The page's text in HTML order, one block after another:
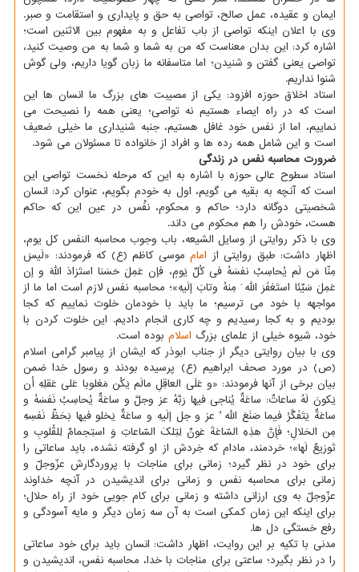
ایمان و عقیده، عمل صالح، تواصی به حق و پایداری و استقامت و صبر.
وی با اعلان اینکه تواصی از باب تفاعل و به مفهوم بین الاثنین است؛
اشاره کرد: این بدان معناست که من به شما و شما به من وصیت کنید،
تواصی یعنی گفتن و شنیدن؛ اما متاسفانه ما زبان گویا داریم، ولی گوش
شنوا نداریم.
استاد اخلاق حوزه افزود: یکی از مصیبت های بزرگ ما انسان ها این
است که در راه ایصاء هستیم نه تواصی؛ یعنی همه را نصیحت می
نماییم، اما از نفس خود غافل هستیم، جنبه شنیداری ما خیلی ضعیف
است و این شامل همه رده ها و افراد از خانواده تا مسئولان می شود.
ضرورت محاسبه نفس در زندگی
استاد سطوح عالی حوزه با اشاره به این که مرحله نخست تواصی این
است که آنچه به بقیه می گویم، اول به خودم بگویم، عنوان کرد: انسان
شخصیتی دوگانه دارد؛ حاکم و محکوم، نفْس در عین این که حاکم
هست، خودش را هم محکوم می داند.
وی با ذکر روایتی از وسایل الشیعه، باب وجوب محاسبه النفس کل یوم،
اظهار داشت: طبق روایتی از امامموسی کاظم (ع) که فرمودند: «لَیسَ
مِنّا مَن لَم یُحاسِبْ نفسَهُ فی کُلِّ یَومٍ، فإن عَمِلَ حَسَنا استَزادَ اللّهَ و إن
عَمِلَ سَیِّئا استَغفَرَ اللّه َ مِنهُ وتابَ إلَیهِ»؛ محاسبه نفس لازم است اما ما از
مواجهه با خود می ترسیم؛ ما باید با خودمان خلوت نماییم که کجا
بودیم و به کجا رسیدیم و چه کاری انجام دادیم. این خلوت کردن با
خود، شیوه خیلی از علمای بزرگ اسلام بوده است.
وی با بیان روایتی دیگر از جناب ابوذر که ایشان از پیامبر گرامی اسلام
(ص) در مورد صحف ابراهیم (ع) پرسیده بودند و رسول خدا ضمن
بیان برخی از آنها فرمودند: «و عَلَی العاقِلِ مالَم یَکُن مَغلوبا عَلی عَقلِهِ أن
یَکونَ لَهُ ساعاتٌ: ساعَةٌ یُناجی فیها رَبَّهُ عز وجلَّ و ساعَةٌ یُحاسِبُ نَفسَهُ و
ساعَةٌ یَتَفَکَّرُ فیما صَنَعَ اللّه ُ عز و جل إلَیهِ و ساعَةٌ یَخلو فیها بَحَظِّ نَفسِهِ
مِن الحَلالِ؛ فَإِنَّ هذِهِ السّاعَةَ عَونٌ لِتِلکَ السّاعاتِ وَ استِجمامٌ لِلقُلوبِ و
تَوزیعٌ لَها»؛ خردمند، مادام که خِردش از او گرفته نشده، باید ساعاتی را
برای خود در نظر گیرد؛ زمانی برای مناجات با پروردگارش عزّوجلّ و
زمانی برای محاسبه نفس و زمانی برای اندیشیدن در آنچه خداوند
عزّوجلّ به وی ارزانی داشته و زمانی برای کام جویی خود از راه حلال؛
برای اینکه این زمان کمکی است به آن سه زمان دیگر و مایه آسودگی و
رفع خستگی دل ها.
مدنی با تکیه بر این روایت، اظهار داشت: انسان باید برای خود ساعاتی
را در نظر بگیرد؛ ساعتی برای مناجات با خدا، محاسبه نفس، اندیشیدن و